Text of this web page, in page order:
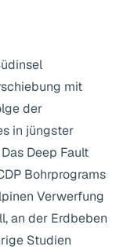
mit
der
in jüngster
Deep Fault
Bohrprograms
Verwerfung
an der Erdbeben
Studien